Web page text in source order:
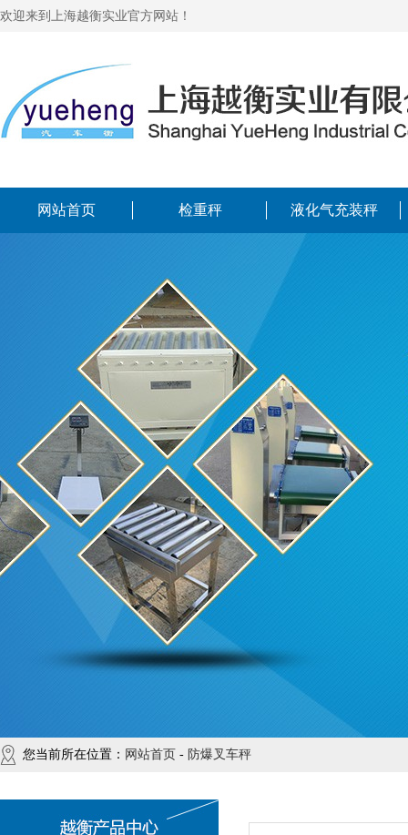
欢迎来到上海越衡实业官方网站！
网站首页 检重秤 液化气充装秤
您当前所在位置： 网站首页 - 防爆叉车秤